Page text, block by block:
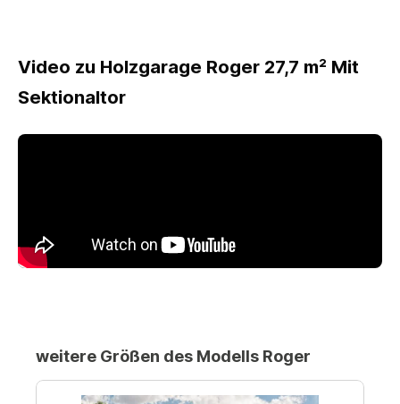
Video zu Holzgarage Roger 27,7 m² Mit
Sektionaltor
weitere Größen des Modells Roger